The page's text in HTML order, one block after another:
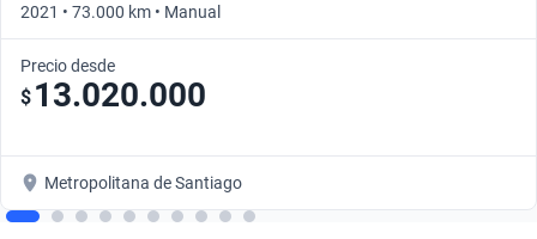
2021 • 73.000 km • Manual
Precio desde
$ 13.020.000
Metropolitana de Santiago